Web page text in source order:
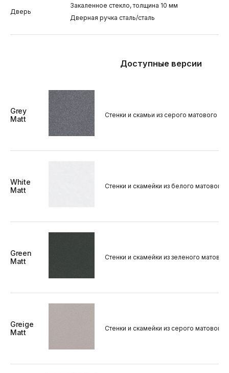
Дверь
Закаленное стекло, толщина 10 мм
Дверная ручка сталь/сталь
Доступные версии
Grey
Matt
Стенки и скамьи из серого матового
White
Matt
Стенки и скамейки из белого матового
Green
Matt
Стенки и скамейки из зеленого
Greige
Matt
Стенки и скамейки из серого матового